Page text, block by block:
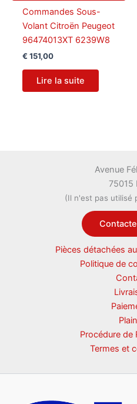
Commandes Sous-
Volant Citroën Peugeot
96474013XT 6239W8
€ 151,00
Lire la suite
Avenue
75015
(Il n'est pas utilisé
Pièces détachées
Politique de
Procédure de
Termes et